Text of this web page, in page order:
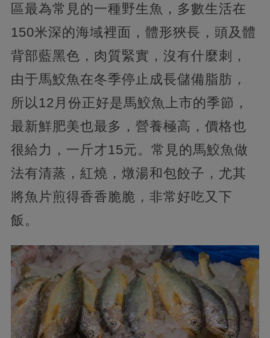
區最為常見的一種野生魚，多數生活在
150米深的海域裡面，體形狹長，頭及體
背部藍黑色，肉質緊實，沒有什麼刺，
由于馬鮫魚在冬季停止成長儲備脂肪，
所以12月份正好是馬鮫魚上市的季節，
最新鮮肥美也最多，營養極高，價格也
很給力，一斤才15元。常見的馬鮫魚做
法有清蒸，紅燒，燉湯和包餃子，尤其
將魚片煎得香香脆脆，非常好吃又下
飯。